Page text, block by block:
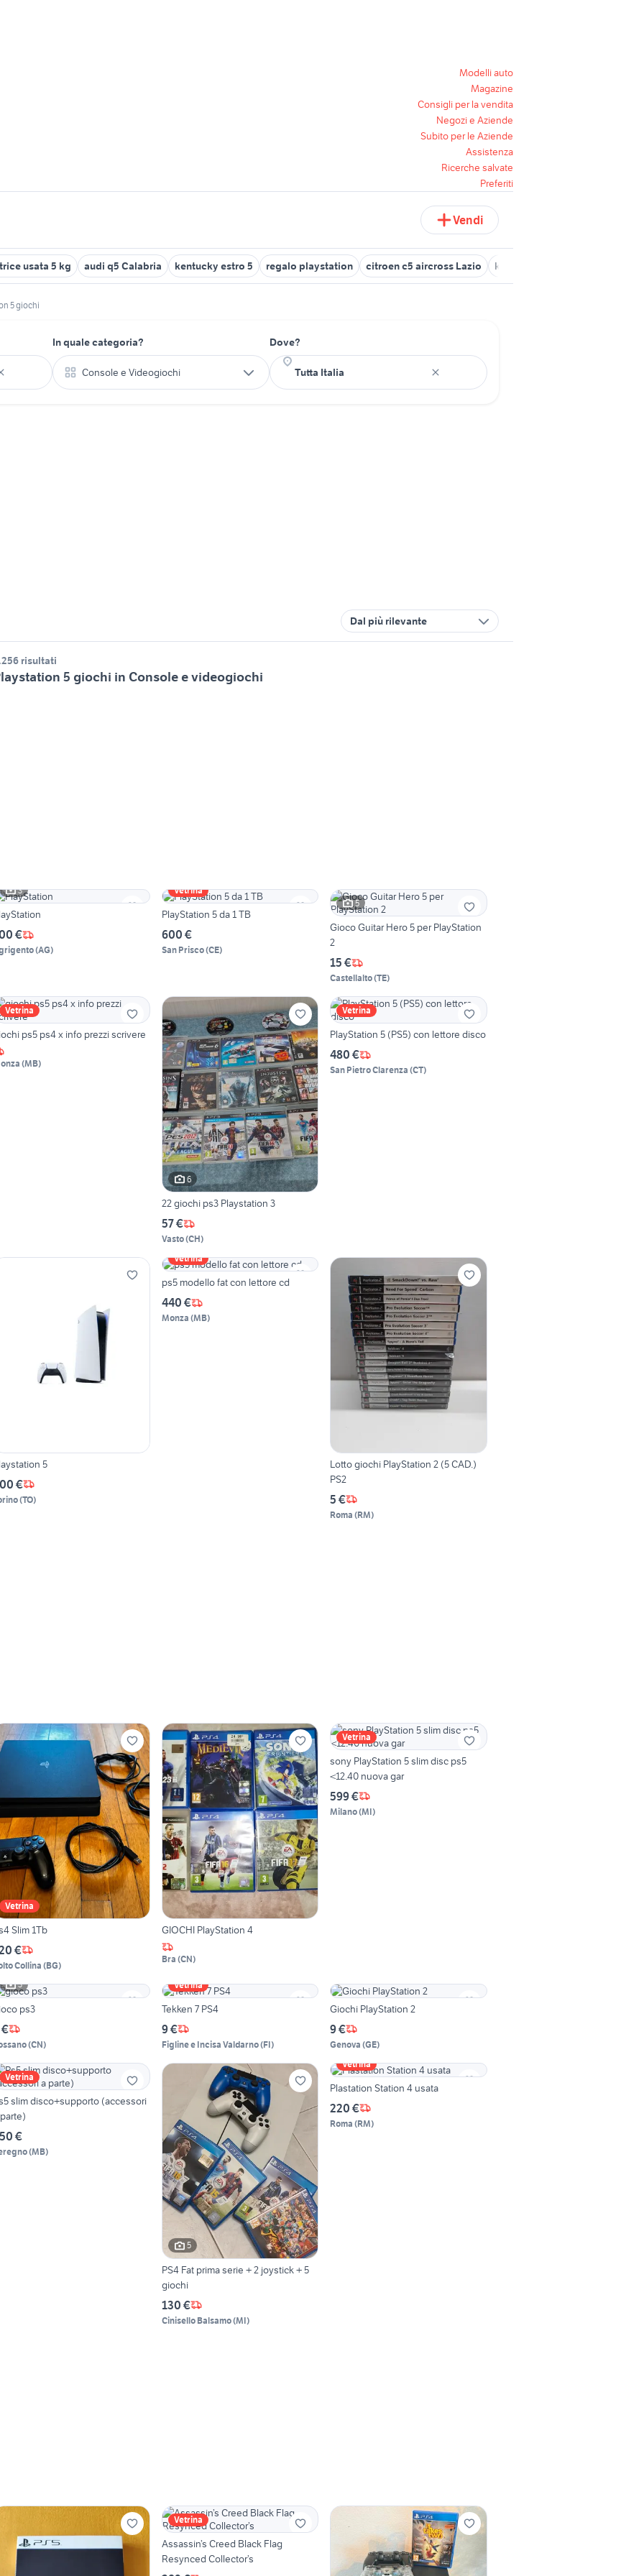
Modelli auto
Magazine
Consigli per la vendita
Negozi e Aziende
Subito per le Aziende
Assistenza
Ricerche salvate
Preferiti
Vendi
usata 5 kg audi q5 Calabria kentucky estro 5 regalo playstation citroen c5 aircross Lazio kawasaki er 5 cafe racer
5 giochi
In quale categoria?
Console e Videogiochi
Dove?
Dal più rilevante
risultati
5 giochi in Console e videogiochi
3
€
(AG)
Vetrina
PlayStation 5 da 1 TB
600 €
San Prisco(CE)
5
Gioco Guitar Hero 5 per PlayStation
2
15 €
Castellalto(TE)
Vetrina
ps5 ps4 x info prezzi scrivere
(MB)
6
22 giochi ps3 Playstation 3
57 €
Vasto(CH)
Vetrina
PlayStation 5 (PS5) con lettore disco
480 €
San Pietro Clarenza (CT)
5
€
(TO)
Vetrina
ps5 modello fat con lettore cd
440 €
Monza (MB)
Lotto giochi PlayStation 2 (5 CAD.)
PS2
5 €
Roma (RM)
Vetrina
Slim 1Tb
€
Collina (BG)
GIOCHI PlayStation 4
Bra (CN)
Vetrina
sony PlayStation 5 slim disc ps5
<12.40 nuova gar
599 €
Milano(MI)
3
ps3
(CN)
Vetrina
Tekken 7 PS4
9 €
Figline e Incisa Valdarno(FI)
Giochi PlayStation 2
9 €
Genova (GE)
Vetrina
slim disco+supporto (accessori
€
(MB)
5
PS4 Fat prima serie + 2 joystick + 5
giochi
130 €
Cinisello Balsamo(MI)
Vetrina
Plastation Station 4 usata
220 €
Roma (RM)
Vetrina
Assassin’s Creed Black Flag
Resynced Collector’s